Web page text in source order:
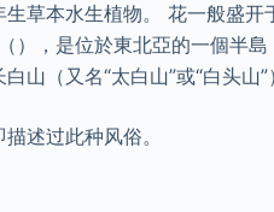
生草本水生植物。 花一般盛
），是位於東北亞的一個半
山（又名“太白山”或“白头山
述过此种风俗。